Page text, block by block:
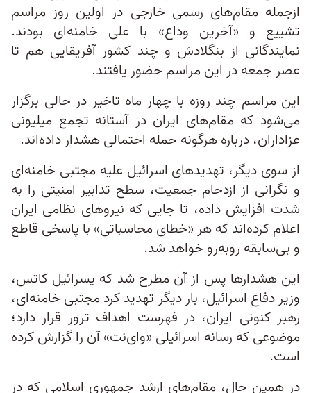
ازجمله مقام‌های رسمی خارجی در اولین روز مراسم
تشییع و «آخرین وداع» با علی خامنه‌ای بودند.
نمایندگانی از بنگلادش و چند کشور آفریقایی هم تا
عصر جمعه در این مراسم حضور یافتند.
این مراسم چند روزه با چهار ماه تاخیر در حالی برگزار
می‌شود که مقام‌های ایران در آستانه تجمع میلیونی
عزاداران، درباره هرگونه حمله احتمالی هشدار داده‌اند.
از سوی دیگر، تهدیدهای اسرائیل علیه مجتبی خامنه‌ای
و نگرانی از ازدحام جمعیت، سطح تدابیر امنیتی را به
شدت افزایش داده، تا جایی که نیروهای نظامی ایران
اعلام کرده‌اند که هر «خطای محاسباتی» با پاسخی قاطع
و بی‌سابقه روبه‌رو خواهد شد.
این هشدارها پس از آن مطرح شد که یسرائیل کاتس،
وزیر دفاع اسرائیل، بار دیگر تهدید کرد مجتبی خامنه‌ای،
رهبر کنونی ایران، در فهرست اهداف ترور قرار دارد؛
موضوعی که رسانه اسرائیلی «وای‌نت» آن را گزارش کرده
است.
در همین حال، مقام‌های ارشد جمهوری اسلامی که در